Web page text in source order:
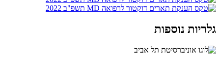
גלריות נוספות